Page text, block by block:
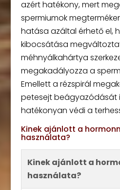
azért hatékony, mert
spermiumok
hatása azáltal érhető el,
kibocsátása
méhnyálkahártya
megakadályozza a
Emellett a rézspirál
petesejt beágyazódását
hatékonyan védi a
Kinek ajánlott a
használata?
Kinek ajánlott a
használata?